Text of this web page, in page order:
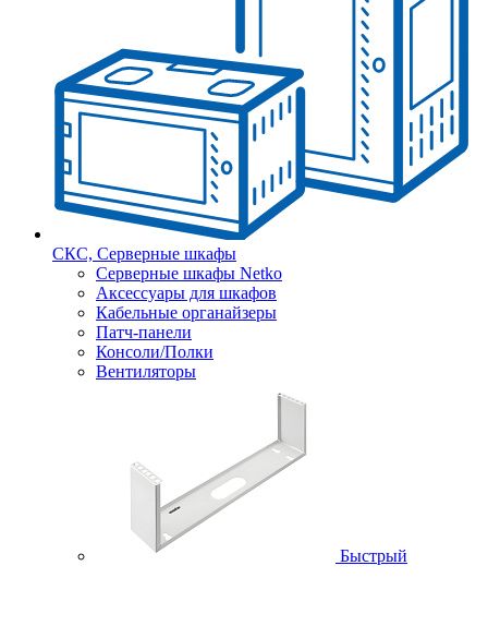
СКС, Серверные шкафы
Серверные шкафы Netko
Аксессуары для шкафов
Кабельные органайзеры
Патч-панели
Консоли/Полки
Вентиляторы
Быстрый